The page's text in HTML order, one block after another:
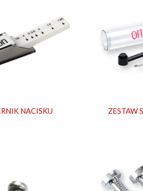
NACISKU ZESTAW